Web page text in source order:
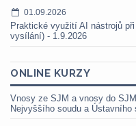
01.09.2026
Praktické využití AI nástrojů
vysílání) - 1.9.2026
ONLINE KURZY
Vnosy ze SJM a vnosy do
Nejvyššího soudu a Ústavního